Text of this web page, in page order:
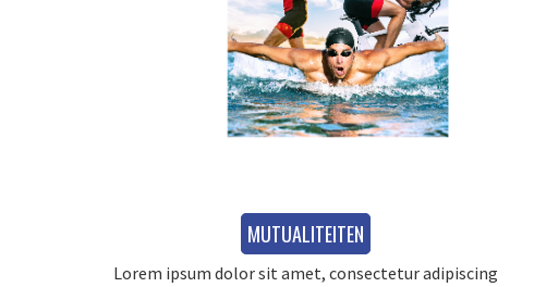
MUTUALITEITEN
Lorem ipsum dolor sit amet, consectetur adipiscing